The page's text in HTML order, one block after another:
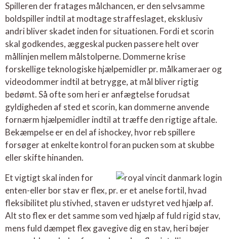
Spilleren der fratages målchancen, er den selvsamme
boldspiller indtil at modtage straffeslaget, eksklusiv
andri bliver skadet inden for situationen. Fordi et scorin
skal godkendes, æggeskal pucken passere helt over
mållinjen mellem målstolperne. Dommerne krise
forskellige teknologiske hjælpemidler pr. målkameraer og
videodommer indtil at betrygge, at mål bliver rigtig
bedømt. Så ofte som heri er anfægtelse forudsat
gyldigheden af sted et scorin, kan dommerne anvende
fornærm hjælpemidler indtil at træffe den rigtige aftale.
Bekæmpelse er en del af ishockey, hvor reb spillere
forsøger at enkelte kontrol foran pucken som at skubbe
eller skifte hinanden.
Et vigtigt skal inden for
enten-eller bor stav er flex, pr. er et anelse fortil, hvad
fleksibilitet plu stivhed, staven er udstyret ved hjælp af.
Alt sto flex er det samme som ved hjælp af fuld rigid stav,
mens fuld dæmpet flex gavegive dig en stav, heri bøjer